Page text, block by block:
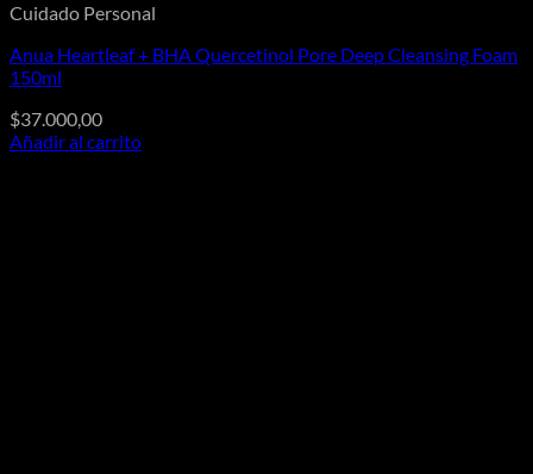
Cuidado Personal
Anua Heartleaf + BHA Quercetinol Pore Deep Cleansing Foam
150ml
$37.000,00
Añadir al carrito